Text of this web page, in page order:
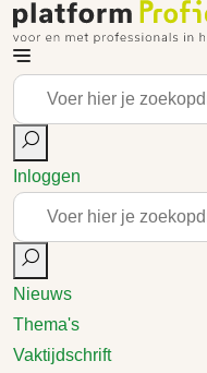
Inloggen
Nieuws
Thema's
Vaktijdschrift